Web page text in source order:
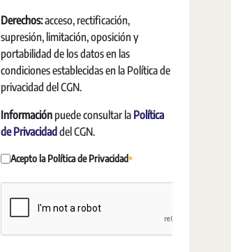
Derechos:acceso, rectificación,
supresión, limitación, oposición y
portabilidad de los datos en las
condiciones establecidas en la Política de
privacidad del CGN.
Información puede consultar la Política
de Privacidad del CGN.
Acepto la Política de Privacidad
Obligatori